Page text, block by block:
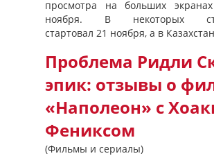
просмотра на больших
ноября. В некоторых
стартовал 21 ноября, а в
Проблема Ридли
эпик: отзывы о
«Наполеон» с
Фениксом
(Фильмы и сериалы)